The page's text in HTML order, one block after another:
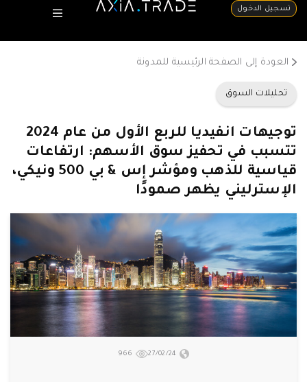
تسجيل الدخول
العودة إلى الصفحة الرئيسية للمدونة
تحليلات السوق
توجيهات انفيديا للربع الأول من عام 2024
تتسبب في تحفيز سوق الأسهم: ارتفاعات
قياسية للذهب ومؤشر إس & بي 500 ونيكي،
الإسترليني يظهر صمودًا
27/02/24
966